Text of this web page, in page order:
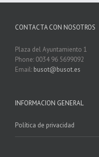
CONTACTA CON NOSOTROS
Plaza del Ayuntamiento 1
Phone: 0034 96 5699092
Email: busot@busot.es
INFORMACION GENERAL
Política de privacidad